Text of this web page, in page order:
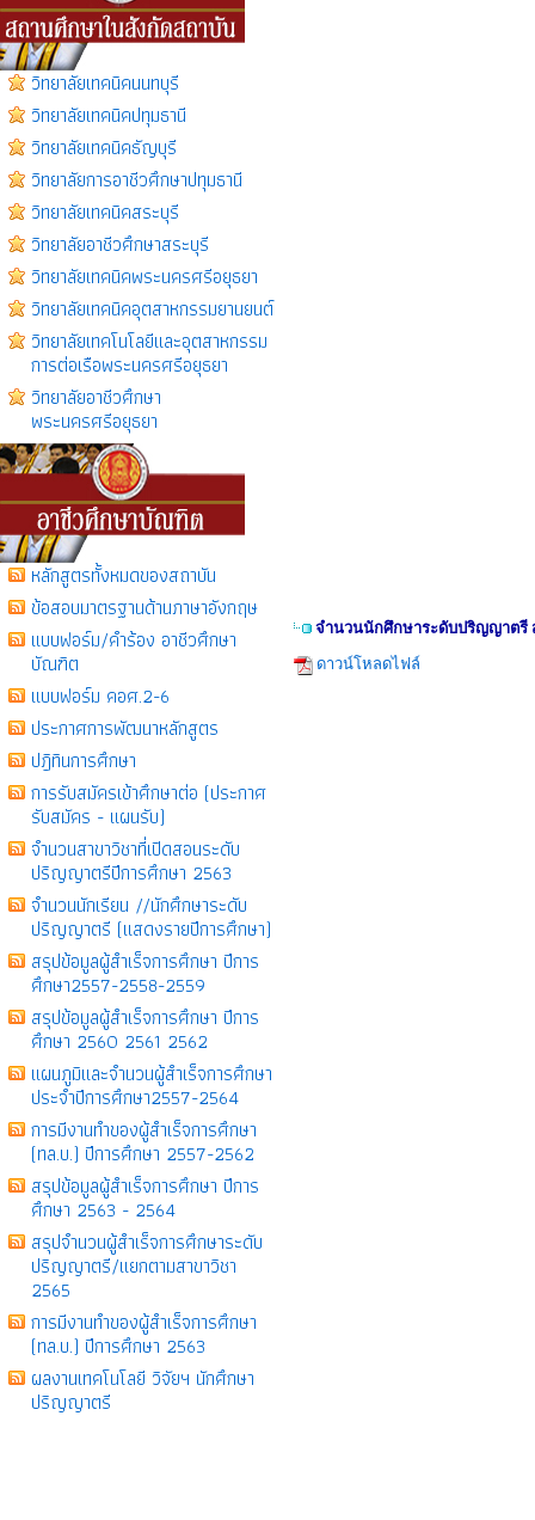
วิทยาลัยเทคนิคนนทบุรี
วิทยาลัยเทคนิคปทุมธานี
วิทยาลัยเทคนิคธัญบุรี
วิทยาลัยการอาชีวศึกษาปทุมธานี
วิทยาลัยเทคนิคสระบุรี
วิทยาลัยอาชีวศึกษาสระบุรี
วิทยาลัยเทคนิคพระนครศรีอยุธยา
วิทยาลัยเทคนิคอุตสาหกรรมยานยนต์
วิทยาลัยเทคโนโลยีเเละอุตสาหกรรม
การต่อเรือพระนครศรีอยุธยา
วิทยาลัยอาชีวศึกษา
พระนครศรีอยุธยา
หลักสูตรทั้งหมดของสถาบัน
ข้อสอบมาตรฐานด้านภาษาอังกฤษ
แบบฟอร์ม/คำร้อง อาชีวศึกษา
บัณฑิต
แบบฟอร์ม คอศ.2-6
ประกาศการพัฒนาหลักสูตร
ปฎิทินการศึกษา
การรับสมัครเข้าศึกษาต่อ (ประกาศ
รับสมัคร - แผนรับ)
จำนวนสาขาวิชาที่เปิดสอนระดับ
ปริญญาตรีปีการศึกษา 2563
จำนวนนักเรียน //นักศึกษาระดับ
ปริญญาตรี (แสดงรายปีการศึกษา)
สรุปข้อมูลผู้สำเร็จการศึกษา ปีการ
ศึกษา2557-2558-2559
สรุปข้อมูลผู้สำเร็จการศึกษา ปีการ
ศึกษา 2560 2561 2562
แผนภูมิและจำนวนผู้สำเร็จการศึกษา
ประจำปีการศึกษา2557-2564
การมีงานทำของผู้สำเร็จการศึกษา
(ทล.บ.) ปีการศึกษา 2557-2562
สรุปข้อมูลผู้สำเร็จการศึกษา ปีการ
ศึกษา 2563 - 2564
สรุปจำนวนผู้สำเร็จการศึกษาระดับ
ปริญญาตรี/แยกตามสาขาวิชา
2565
การมีงานทำของผู้สำเร็จการศึกษา
(ทล.บ.) ปีการศึกษา 2563
ผลงานเทคโนโลยี วิจัยฯ นักศึกษา
ปริญญาตรี
จำนวนนักศึกษาระดับปริญญาตรี
ดาวน์โหลดไฟล์